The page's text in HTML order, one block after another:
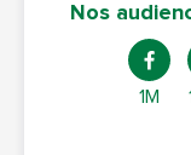
Nos
1M